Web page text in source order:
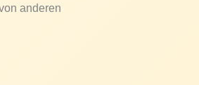
anderen